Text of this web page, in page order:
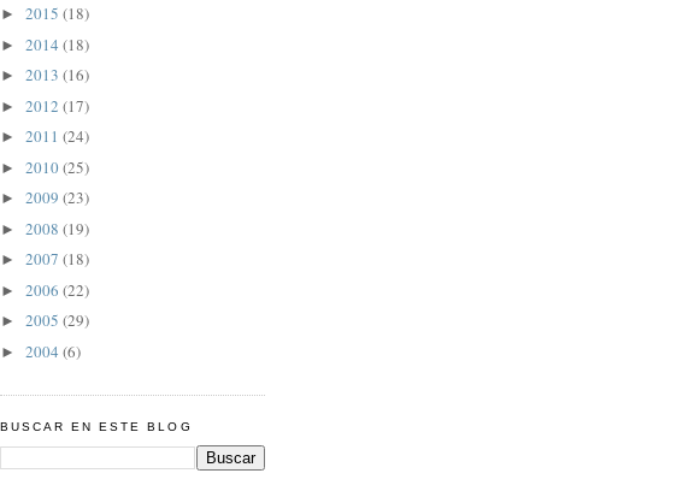
► 2015 (18)
► 2014 (18)
► 2013 (16)
► 2012 (17)
► 2011 (24)
► 2010(25)
► 2009 (23)
► 2008 (19)
► 2007 (18)
► 2006 (22)
► 2005 (29)
► 2004 (6)
BUSCAR EN ESTE BLOG